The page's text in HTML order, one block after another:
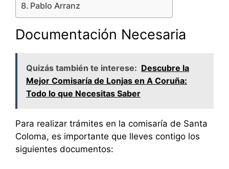
Pablo Arranz
Documentación Necesaria
Quizás también te interese: Descubre la
Mejor Comisaría de Lonjas en A Coruña:
Todo lo que Necesitas Saber
Para realizar trámites en la comisaría de Santa
Coloma, es importante que lleves contigo los
siguientes documentos: